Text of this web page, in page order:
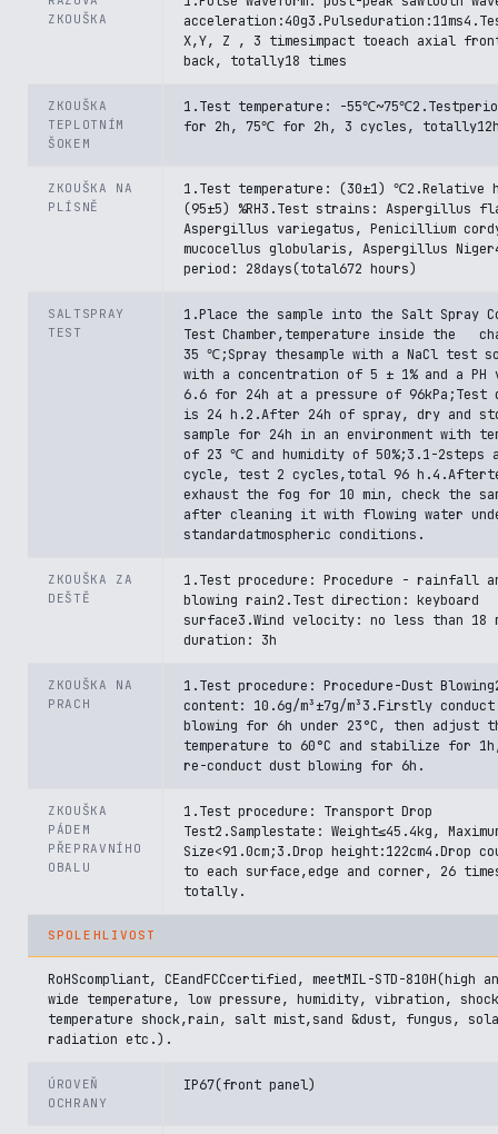
ZKOUŠKA
X,Y, Z , 3 timesimpact toeach axial
back, totally18 times
ZKOUŠKA
TEPLOTNÍM
ŠOKEM
1.Test temperature: -
for 2h, 75℃ for 2h, 3 cycles,
ZKOUŠKA NA
PLÍSNĚ
1.Test temperature: (30±1) ℃2.Relative
(95±5) %RH3.Test strains: Aspergillus
Aspergillus variegatus, Penicillium
mucocellus globularis, Aspergillus
period: 28days(total672 hours)
SALTSPRAY
TEST
1.Place the sample into the Salt Spray
Test Chamber,temperature inside the
35 ℃;Spray thesample with a NaCl test
with a concentration of 5 ± 1% and a PH
6.6 for 24h at a pressure of 96kPa;Test
is 24 h.2.After 24h of spray, dry and
sample for 24h in an environment with
of 23 ℃ and humidity of 50%;3.1-2steps
cycle, test 2 cycles,total 96
exhaust the fog for 10 min, check the
after cleaning it with flowing water
standardatmospheric conditions.
ZKOUŠKA ZA
DEŠTĚ
1.Test procedure: Procedure - rainfall
blowing rain2.Test direction: keyboard
surface3.Wind velocity: no less than 18
duration: 3h
ZKOUŠKA NA
PRACH
1.Test procedure: Procedure-Dust
content: 10.6g/m³±7g/m³3.Firstly
blowing for 6h under 23°C, then adjust
temperature to 60°C and stabilize for
re-conduct dust blowing for 6h.
ZKOUŠKA
PÁDEM
PŘEPRAVNÍHO
OBALU
1.Test procedure: Transport Drop
Test2.Samplestate: Weight≤45.4kg,
Size<91.0cm;3.Drop height:122cm4.Drop
to each surface,edge and corner, 26
totally.
SPOLEHLIVOST
RoHScompliant, CEandFCCcertified, meetMIL-STD-810H(high
wide temperature, low pressure, humidity, vibration,
temperature shock,rain, salt mist,sand &dust, fungus,
radiation etc.).
ÚROVEŇ
OCHRANY
IP67(front panel)